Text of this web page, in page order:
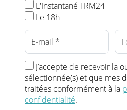
L'Instantané TRM24
Le 18h
J’accepte de recevoir la
sélectionnée(s) et que mes
traitées conformément à la
confidentialité.